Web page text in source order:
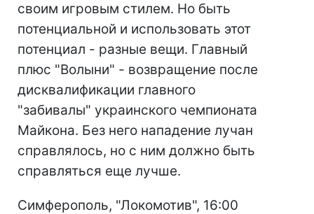
своим игровым стилем. Но быть
потенциальной и использовать этот
потенциал - разные вещи. Главный
плюс "Волыни" - возвращение после
дисквалификации главного
"забивалы" украинского чемпионата
Майкона. Без него нападение лучан
справлялось, но с ним должно быть
справляться еще лучше.
Симферополь, "Локомотив", 16:00